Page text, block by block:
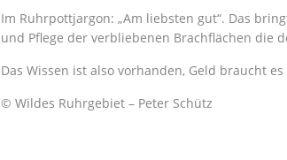
Im Ruhrpottjargon: „Am liebsten gut“. Das
und Pflege der verbliebenen Brachflächen die
Das Wissen ist also vorhanden, Geld braucht
© Wildes Ruhrgebiet – Peter Schütz